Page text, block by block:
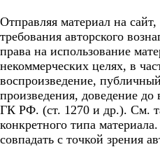
Отправляя материал на сайт,
требования авторского
права на использование
некоммерческих целях, в
воспроизведение,
произведения, доведение
ГК РФ. (ст. 1270 и др.). См.
конкретного типа
совпадать с точкой зрения